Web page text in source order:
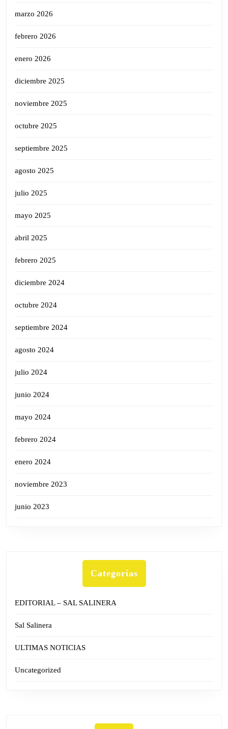
marzo 2026
febrero 2026
enero 2026
diciembre 2025
noviembre 2025
octubre 2025
septiembre 2025
agosto 2025
julio 2025
mayo 2025
abril 2025
febrero 2025
diciembre 2024
octubre 2024
septiembre 2024
agosto 2024
julio 2024
junio 2024
mayo 2024
febrero 2024
enero 2024
noviembre 2023
junio 2023
Categorías
EDITORIAL – SAL SALINERA
Sal Salinera
ULTIMAS NOTICIAS
Uncategorized